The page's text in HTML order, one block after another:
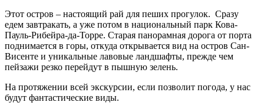
Этот остров – настоящий рай для пеших прогулок. Сразу
едем завтракать, а уже потом в национальный парк Кова-
Пауль-Рибейра-да-Торре. Старая панорамная дорога от порта
поднимается в горы, откуда открывается вид на остров Сан-
Висенте и уникальные лавовые ландшафты, прежде чем
пейзажи резко перейдут в пышную зелень.
На протяжении всей экскурсии, если позволит погода, у нас
будут фантастические виды.